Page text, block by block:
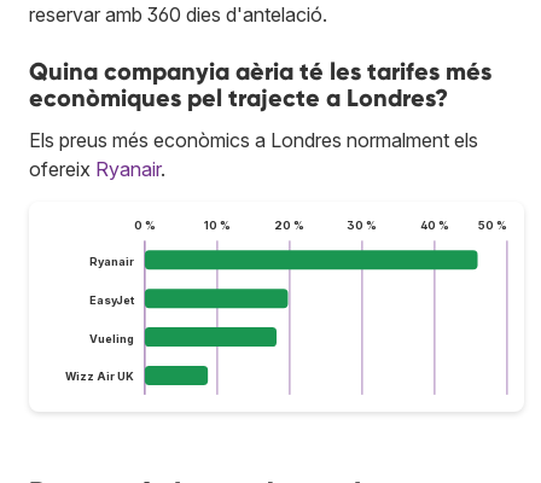
reservar amb 360 dies d'antelació.
Quina companyia aèria té les tarifes més
econòmiques pel trajecte a Londres?
Els preus més econòmics a Londres normalment els
ofereix Ryanair.
0 % 10 % 20 % 30 % 40 % 50 %
Ryanair
EasyJet
Vueling
Wizz Air UK